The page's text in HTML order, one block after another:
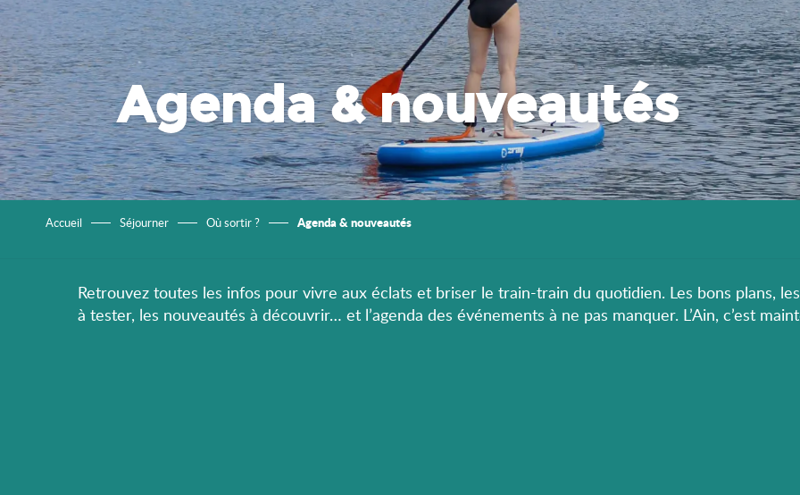
Agenda & nouveautés
Accueil Séjourner Où sortir ? Agenda & nouveautés
Retrouvez toutes les infos pour vivre aux éclats et briser le train-train du quotidien. Les bons plans,
à tester, les nouveautés à découvrir… et l’agenda des événements à ne pas manquer. L’Ain, c’est